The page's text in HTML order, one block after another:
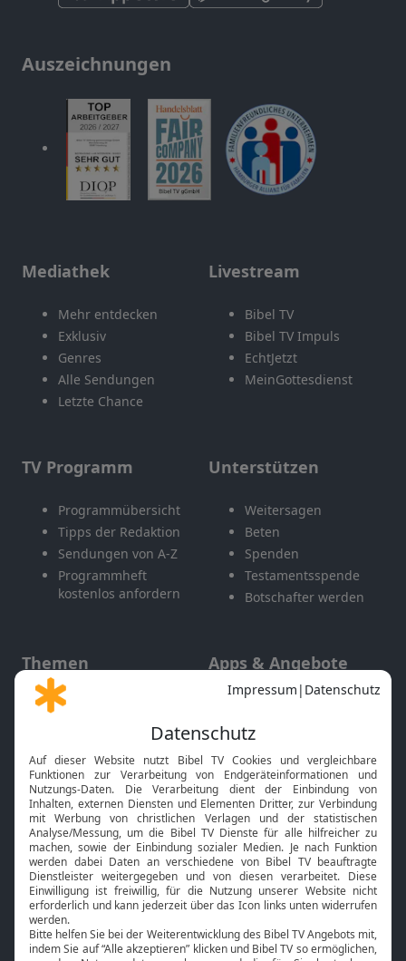
Auszeichnungen
Mediathek
Mehr entdecken
Exklusiv
Genres
Alle Sendungen
Letzte Chance
Livestream
Bibel TV
Bibel TV Impuls
EchtJetzt
MeinGottesdienst
TV Programm
Programmübersicht
Tipps der Redaktion
Sendungen von A-Z
Programmheft
kostenlos anfordern
Unterstützen
Weitersagen
Beten
Spenden
Testamentsspende
Botschafter werden
Themen
Gott und Bibel erklärt
Neuigkeiten
Apps & Angebote
Mobile App
Smart TV
HbbTV
Bibelthek Online-Bibel
Nächster Gottesdienst
Bibel TV
Über uns
Service
Kontakt